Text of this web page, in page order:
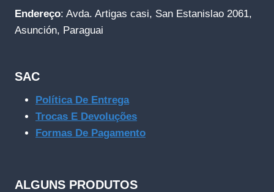
Endereço: Avda. Artigas casi, San Estanislao 2061,
Asunción, Paraguai
SAC
Política De Entrega
Trocas E Devoluções
Formas De Pagamento
ALGUNS PRODUTOS